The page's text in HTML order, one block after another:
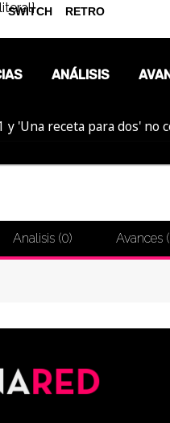
ANÁLISIS
'Una receta para dos' no
Analisis (0) Avances (
SWITCH RETRO